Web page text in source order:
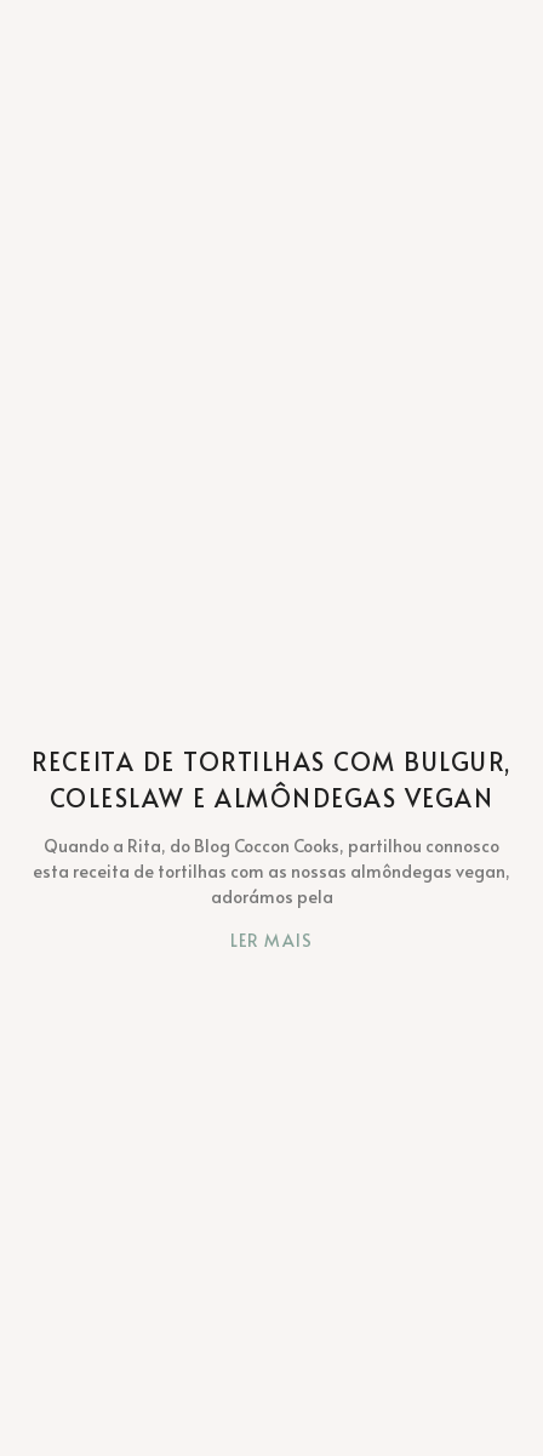
RECEITA DE TORTILHAS COM BULGUR,
COLESLAW E ALMÔNDEGAS VEGAN
Quando a Rita, do Blog Coccon Cooks, partilhou connosco
esta receita de tortilhas com as nossas almôndegas vegan,
adorámos pela
LER MAIS